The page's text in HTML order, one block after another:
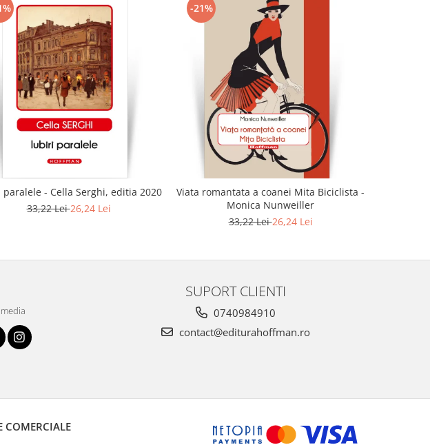
- Cella Serghi, editia 2020
33,22 Lei26,24 Lei
-21%
Viata romantata a coanei Mita Biciclista -
Monica Nunweiller
33,22 Lei26,24 Lei
SUPORT CLIENTI
0740984910
contact@editurahoffman.ro
COMERCIALE